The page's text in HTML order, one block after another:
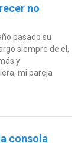
no
pasado su
siempre de el,
y
mi pareja
consola